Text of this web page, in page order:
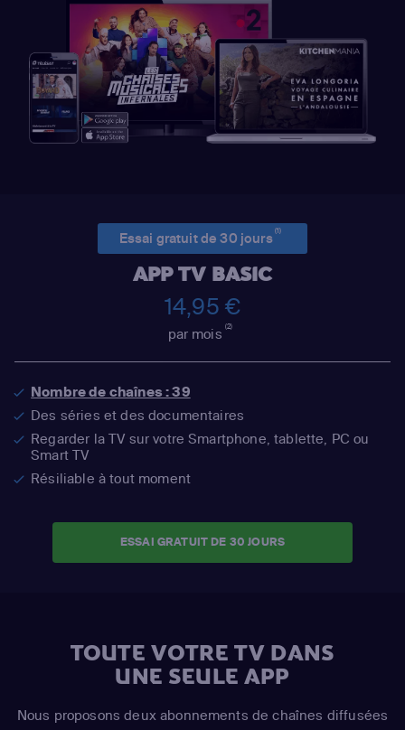
Essai gratuit de 30 jours(1)
APP TV BASIC
14,95 €
par mois(2)
Nombre de chaînes : 39
Des séries et des documentaires
Regarder la TV sur votre Smartphone, tablette, PC ou
Smart TV
Résiliable à tout moment
ESSAI GRATUIT DE 30 JOURS
TOUTE VOTRE TV DANS
UNE SEULE APP
Nous proposons deux abonnements de chaînes diffusées